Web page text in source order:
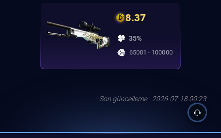
8.37
35%
65001 - 100000
Son güncelleme - 2026-07-18 00:23